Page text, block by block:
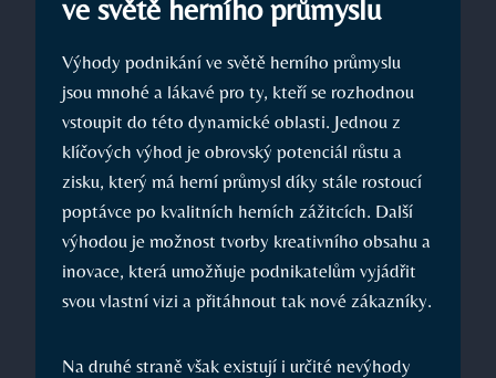
ve světě herního průmyslu
Výhody podnikání ve světě herního průmyslu
jsou mnohé a lákavé pro ty, kteří se rozhodnou
vstoupit do této dynamické oblasti. Jednou z
klíčových výhod je obrovský potenciál růstu a
zisku, který má herní průmysl díky stále rostoucí
poptávce po kvalitních herních zážitcích. Další
výhodou je možnost tvorby kreativního obsahu a
inovace, která umožňuje podnikatelům vyjádřit
svou vlastní vizi a přitáhnout tak nové zákazníky.
Na druhé straně však existují i určité nevýhody